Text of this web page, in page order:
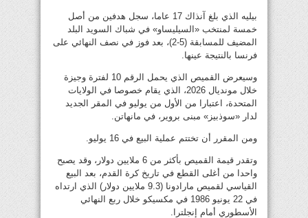
بيليه الذي بلغ آنذاك 17 عاما، سجل هدفين من أصل
خمسة لمنتخب «السيليساو» في شباك السويد البلد
المضيف للمسابقة (5-2)، بعد فوز في نصف النهائي على
فرنسا بالنتيجة عينها.
وسيعرض القميص الذي يحمل الرقم 10 لفترة وجيزة
خلال مونديال 2026، الذي يقام خصوصا في الولايات
المتحدة، اعتبارا من الأول من يوليو في المقر الجديد
لدار «سوذبيز» مبنى بروير، في مانهاتن.
ومن المقرر أن تختتم عملية البيع في 16 يوليو.
وتقدر قيمة القميص بأكثر من 6 ملايين دولار، وقد يصبح
واحدا من أغلى القطع في تاريخ كرة القدم، بعد البيع
القياسي لقميص مارادونا (9.3 ملايين دولار) الذي ارتداه
في 22 يونيو 1986 في مكسيكو خلال ربع النهائي
الأسطوري أمام إنجلترا.